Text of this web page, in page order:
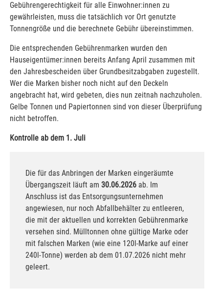
Gebührengerechtigkeit für alle Einwohner:innen zu
gewährleisten, muss die tatsächlich vor Ort genutzte
Tonnengröße und die berechnete Gebühr übereinstimmen.
Die entsprechenden Gebührenmarken wurden den
Hauseigentümer:innen bereits Anfang April zusammen mit
den Jahresbescheiden über Grundbesitzabgaben zugestellt.
Wer die Marken bisher noch nicht auf den Deckeln
angebracht hat, wird gebeten, dies nun zeitnah nachzuholen.
Gelbe Tonnen und Papiertonnen sind von dieser Überprüfung
nicht betroffen.
Kontrolle ab dem 1. Juli
Die für das Anbringen der Marken eingeräumte
Übergangszeit läuft am 30.06.2026 ab. Im
Anschluss ist das Entsorgungsunternehmen
angewiesen, nur noch Abfallbehälter zu entleeren,
die mit der aktuellen und korrekten Gebührenmarke
versehen sind. Mülltonnen ohne gültige Marke oder
mit falschen Marken (wie eine 120l-Marke auf einer
240l-Tonne) werden ab dem 01.07.2026 nicht mehr
geleert.